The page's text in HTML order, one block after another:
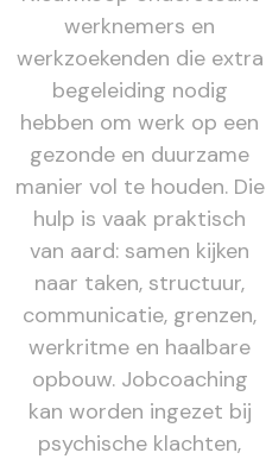
werknemers en
werkzoekenden die extra
begeleiding nodig
hebben om werk op een
gezonde en duurzame
manier vol te houden. Die
hulp is vaak praktisch
van aard: samen kijken
naar taken, structuur,
communicatie, grenzen,
werkritme en haalbare
opbouw. Jobcoaching
kan worden ingezet bij
psychische klachten,